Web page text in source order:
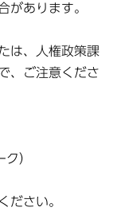
があります。
は、人権政策課
、ご注意くださ
）
ださい。